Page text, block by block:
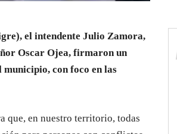
el intendente Julio Zamora,
Oscar Ojea, firmaron un
con foco en las
que, en nuestro territorio, todas